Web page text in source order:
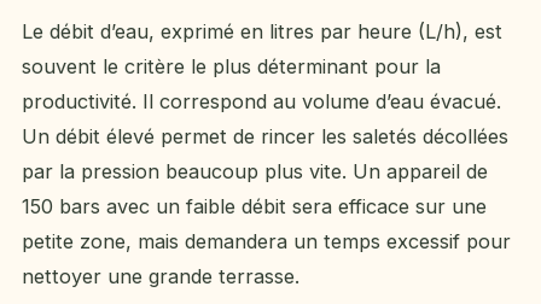
Le débit d’eau, exprimé en litres par heure (L/h), est
souvent le critère le plus déterminant pour la
productivité. Il correspond au volume d’eau évacué.
Un débit élevé permet de rincer les saletés décollées
par la pression beaucoup plus vite. Un appareil de
150 bars avec un faible débit sera efficace sur une
petite zone, mais demandera un temps excessif pour
nettoyer une grande terrasse.